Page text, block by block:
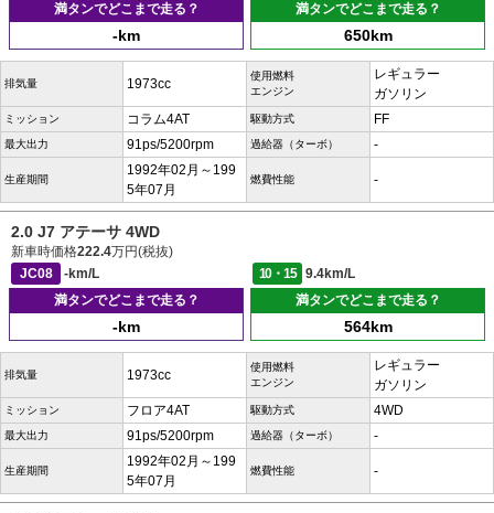
満タンでどこまで走る？
-km
満タンでどこまで走る？
650km
排気量 1973cc
使用燃料
エンジン
レギュラー
ガソリン
ミッション コラム4AT 駆動方式 FF
最大出力 91ps/5200rpm 過給器（ターボ） -
生産期間
1992年02月～199
5年07月
燃費性能 -
2.0 J7 アテーサ 4WD
新車時価格222.4万円(税抜)
JC08
-km/L 10・15
9.4km/L
満タンでどこまで走る？
-km
満タンでどこまで走る？
564km
排気量 1973cc
使用燃料
エンジン
レギュラー
ガソリン
ミッション フロア4AT 駆動方式 4WD
最大出力 91ps/5200rpm 過給器（ターボ） -
生産期間
1992年02月～199
5年07月
燃費性能 -